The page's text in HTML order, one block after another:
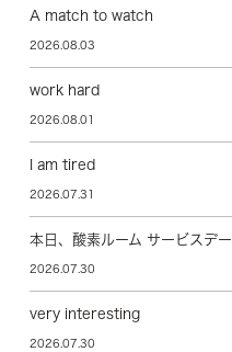
A match to watch
2026.08.03
work hard
2026.08.01
I am tired
2026.07.31
本日、酸素ルーム サービスデー
2026.07.30
very interesting
2026.07.30